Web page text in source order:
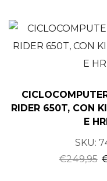
RIDER 650T, CON
E
SKU:
€249,95